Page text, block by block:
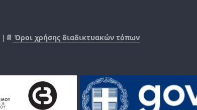
|📄 Όροι χρήσης διαδικτυακών τόπων